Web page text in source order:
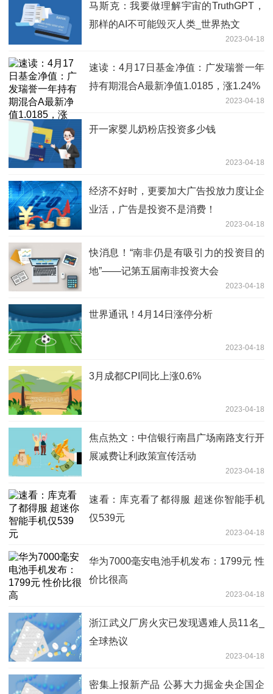
马斯克：我要做理解宇宙的TruthGPT，
那样的AI不可能毁灭人类_世界热文
2023-04-18
速读：4月17日基金净值：广发瑞誉一年
持有期混合A最新净值1.0185，涨1.24%
2023-04-18
开一家婴儿奶粉店投资多少钱
2023-04-18
经济不好时，更要加大广告投放力度让企
业活，广告是投资不是消费！
2023-04-18
快消息！“南非仍是有吸引力的投资目的
地”——记第五届南非投资大会
2023-04-18
世界通讯！4月14日涨停分析
2023-04-18
3月成都CPI同比上涨0.6%
2023-04-18
焦点热文：中信银行南昌广场南路支行开
展减费让利政策宣传活动
2023-04-18
速看：库克看了都得服 超迷你智能手机
仅539元
2023-04-18
华为7000毫安电池手机发布：1799元 性
价比很高
2023-04-18
浙江武义厂房火灾已发现遇难人员11名_
全球热议
2023-04-18
密集上报新产品 公募大力掘金央企国企